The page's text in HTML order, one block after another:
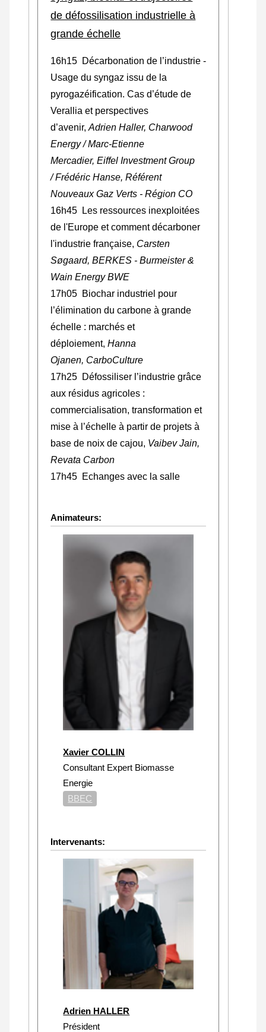
de défossilisation industrielle à
grande échelle
16h15 Décarbonation de l’industrie -
Usage du syngaz issu de la
pyrogazéification. Cas d’étude de
Verallia et perspectives
d’avenir,Adrien Haller, Charwood
Energy / Marc-Etienne
Mercadier, Eiffel Investment Group
/ Frédéric Hanse, Référent
Nouveaux Gaz Verts - Région CO
16h45 Les ressources inexploitées
de l'Europe et comment décarboner
l'industrie française, Carsten
Søgaard, BERKES - Burmeister &
Wain Energy BWE
17h05 Biochar industriel pour
l’élimination du carbone à grande
échelle : marchés et
déploiement,Hanna
Ojanen, CarboCulture
17h25 Défossiliser l’industrie grâce
aux résidus agricoles :
commercialisation, transformation et
mise à l’échelle à partir de projets à
base de noix de cajou, Vaibev Jain,
Revata Carbon
17h45 Echanges avec la salle
Animateurs:
Xavier COLLIN
Consultant Expert Biomasse
Energie
BBEC
Intervenants:
Adrien HALLER
Président